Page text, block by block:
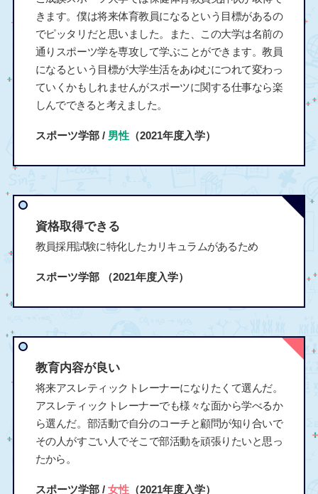
きます。僕は将来体育教員になるという目標があるの
でピッタリだと思いました。また、この大学は名前の
通りスポーツ学を専攻して学ぶことができます。教員
になるという目標が大学生活をあゆむにつれて変わっ
ていくかもしれませんがスポーツに関する仕事なら楽
しんでできると考えました。
スポーツ学部 / 男性（2021年度入学）
資格取得できる
教員採用試験に特化したカリキュラムがあるため
スポーツ学部 （2021年度入学）
教育内容が良い
将来アスレティックトレーナーになりたくて選んだ。
アスレティックトレーナーでも様々な面から学べるか
ら選んだ。部活動で自分のコーチと顧問が知り合いで
その人がすごい人でそこで部活動を頑張りたいと思っ
たから。
スポーツ学部 / 女性（2021年度入学）